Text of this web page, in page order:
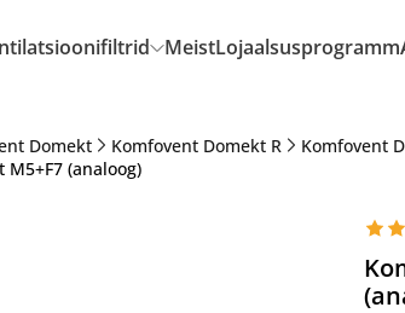
MeistLojaalsusprogramm
Domekt Komfovent Domekt R Komfovent
(analoog)